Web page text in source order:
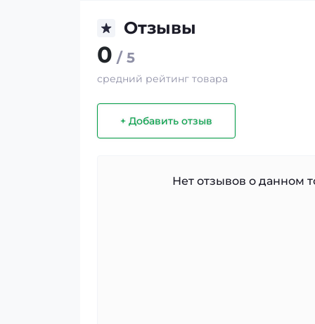
Отзывы
0 / 5
средний рейтинг товара
+ Добавить отзыв
Нет отзывов о данном